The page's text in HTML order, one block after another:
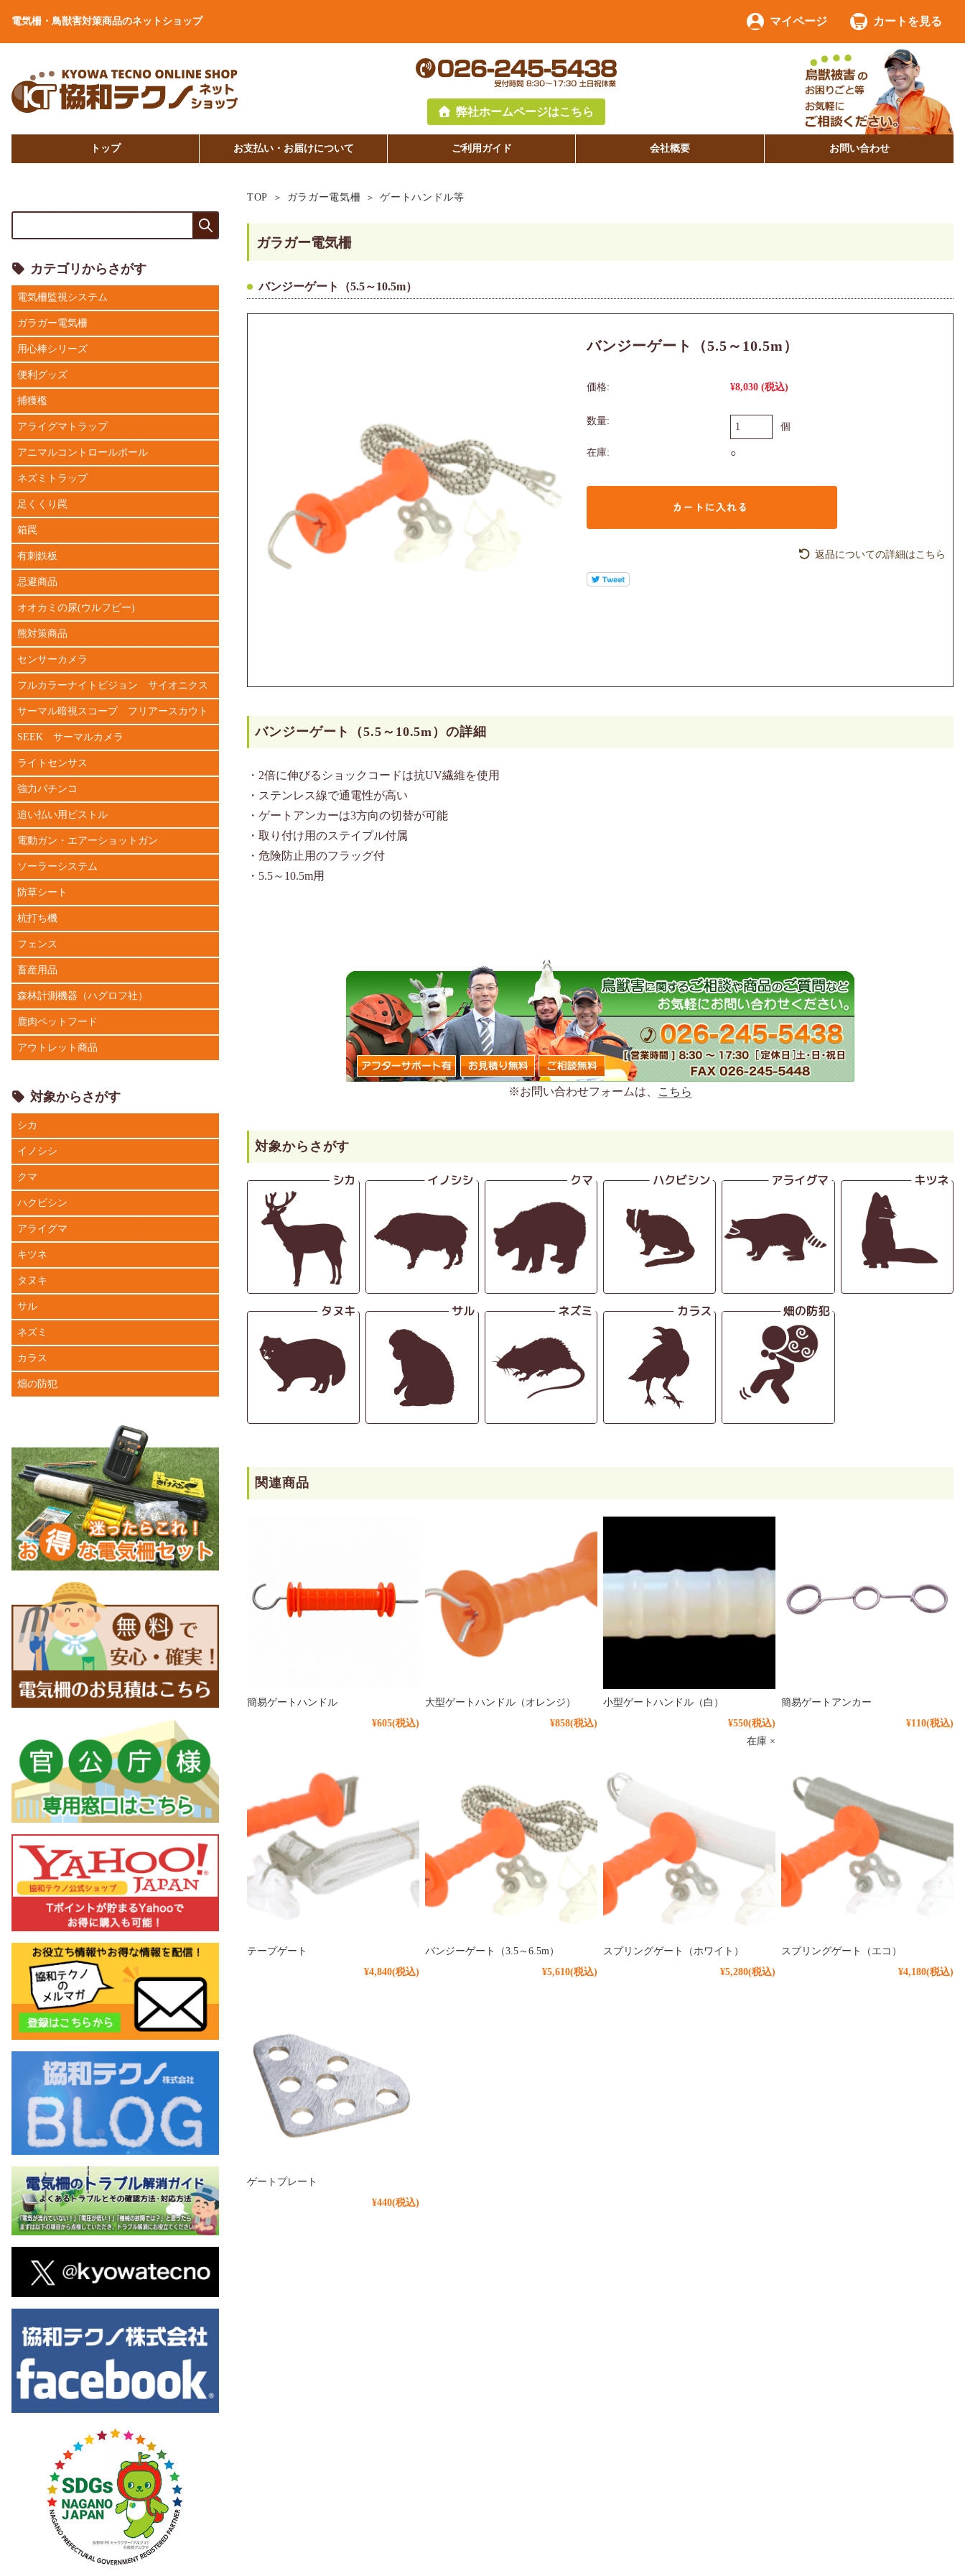
電気柵・鳥獣害対策商品のネットショップ マイページ カートを見る
弊社ホームページはこちら
トップ お支払い・お届けについて ご利用ガイド 会社概要 お問い合わせ
TOP ガラガー電気柵 ゲートハンドル等
ガラガー電気柵
バンジーゲート（5.5～10.5m）
バンジーゲート（5.5～10.5m）
価格: ¥8,030 (税込)
数量:
個
在庫: ○
返品についての詳細はこちら
バンジーゲート（5.5～10.5m）の詳細
・2倍に伸びるショックコードは抗UV繊維を使用
・ステンレス線で通電性が高い
・ゲートアンカーは3方向の切替が可能
・取り付け用のステイプル付属
・危険防止用のフラッグ付
・5.5～10.5m用
※お問い合わせフォームは、 こちら
対象からさがす
関連商品
簡易ゲートハンドル
¥605(税込)
大型ゲートハンドル（オレンジ）
¥858(税込)
小型ゲートハンドル（白）
¥550(税込)
在庫 ×
簡易ゲートアンカー
¥110(税込)
テープゲート
¥4,840(税込)
バンジーゲート（3.5～6.5m）
¥5,610(税込)
スプリングゲート（ホワイト）
¥5,280(税込)
スプリングゲート（エコ）
¥4,180(税込)
ゲートプレート
¥440(税込)
カテゴリからさがす
電気柵監視システム
ガラガー電気柵
用心棒シリーズ
便利グッズ
捕獲檻
アライグマトラップ
アニマルコントロールポール
ネズミトラップ
足くくり罠
箱罠
有刺鉄板
忌避商品
オオカミの尿(ウルフピー)
熊対策商品
センサーカメラ
フルカラーナイトビジョン サイオニクス
サーマル暗視スコープ フリアースカウト
SEEK サーマルカメラ
ライトセンサス
強力パチンコ
追い払い用ピストル
電動ガン・エアーショットガン
ソーラーシステム
防草シート
杭打ち機
フェンス
畜産用品
森林計測機器（ハグロフ社）
鹿肉ペットフード
アウトレット商品
対象からさがす
シカ
イノシシ
クマ
ハクビシン
アライグマ
キツネ
タヌキ
サル
ネズミ
カラス
畑の防犯